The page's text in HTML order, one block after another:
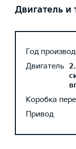
Двигатель и
Год
Двигатель
Коробка
Привод